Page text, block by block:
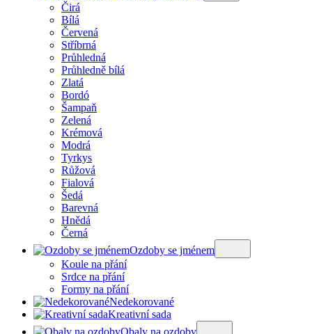
Čirá
Bílá
Červená
Stříbrná
Průhledná
Průhledně bílá
Zlatá
Bordó
Šampaň
Zelená
Krémová
Modrá
Tyrkys
Růžová
Fialová
Šedá
Barevná
Hnědá
Černá
Ozdoby se jménem
Koule na přání
Srdce na přání
Formy na přání
Nedekorované
Kreativní sada
Obaly na ozdoby